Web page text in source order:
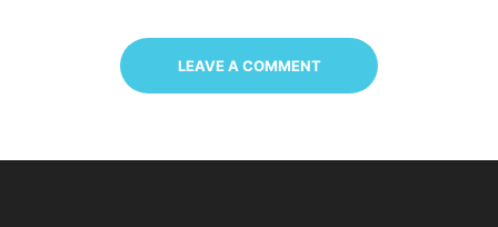
LEAVE A COMMENT